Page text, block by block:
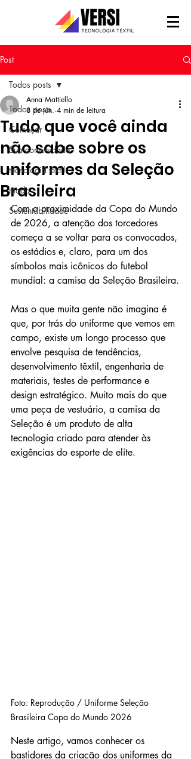
Post
Todos posts
Começar
Sua comunidade
tecnologia têxtil
moda
Sustentabilidade
Todos posts
Tudo que você ainda
não sabe sobre os
uniformes da Seleção
Brasileira
Anna Mattiello
8 de jun. 4 min de leitura
Com a proximidade da Copa do Mundo
de 2026, a atenção dos torcedores
começa a se voltar para os convocados,
os estádios e, claro, para um dos
símbolos mais icônicos do futebol
mundial: a camisa da Seleção Brasileira.
Mas o que muita gente não imagina é
que, por trás do uniforme que vemos em
campo, existe um longo processo que
envolve pesquisa de tendências,
desenvolvimento têxtil, engenharia de
materiais, testes de performance e
design estratégico. Muito mais do que
uma peça de vestuário, a camisa da
Seleção é um produto de alta
tecnologia criado para atender às
exigências do esporte de elite.
Foto: Reprodução / Uniforme Seleção
Brasileira Copa do Mundo 2026
Neste artigo, vamos conhecer os
bastidores da criação dos uniformes da